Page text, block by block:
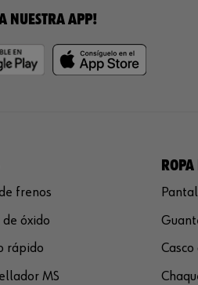
NUESTRA APP!
frenos
óxido
rápido
MS